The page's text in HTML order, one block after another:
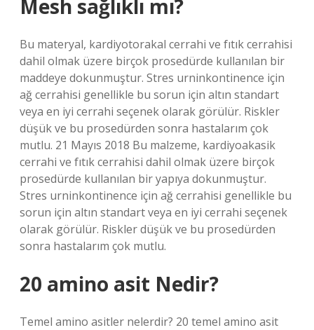
Mesh sağlıklı mı?
Bu materyal, kardiyotorakal cerrahi ve fıtık cerrahisi
dahil olmak üzere birçok prosedürde kullanılan bir
maddeye dokunmuştur. Stres urninkontinence için
ağ cerrahisi genellikle bu sorun için altın standart
veya en iyi cerrahi seçenek olarak görülür. Riskler
düşük ve bu prosedürden sonra hastalarım çok
mutlu. 21 Mayıs 2018 Bu malzeme, kardiyoakasik
cerrahi ve fıtık cerrahisi dahil olmak üzere birçok
prosedürde kullanılan bir yapıya dokunmuştur.
Stres urninkontinence için ağ cerrahisi genellikle bu
sorun için altın standart veya en iyi cerrahi seçenek
olarak görülür. Riskler düşük ve bu prosedürden
sonra hastalarım çok mutlu.
20 amino asit Nedir?
Temel amino asitler nelerdir? 20 temel amino asit